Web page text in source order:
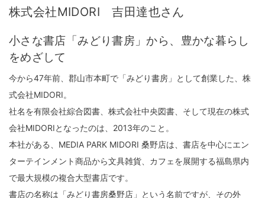
株式会社MIDORI 吉田達也さん
小さな書店「みどり書房」から、豊かな暮らし
をめざして
今から47年前、郡山市本町で「みどり書房」として創業した、株
式会社MIDORI。
社名を有限会社綜合図書、株式会社中央図書、そして現在の株式
会社MIDORIとなったのは、2013年のこと。
本社がある、MEDIA PARK MIDORI 桑野店は、書店を中心にエン
ターテインメント商品から文具雑貨、カフェを展開する福島県内
で最大規模の複合大型書店です。
書店の名称は「みどり書房桑野店」という名前ですが、その外